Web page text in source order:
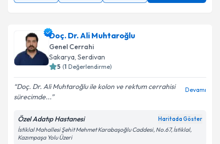
Doç. Dr. Ali Muhtaroğlu
Genel Cerrahi
Sakarya, Serdivan
5 (1 Değerlendirme)
Doç. Dr. Ali Muhtaroğlu ile kolon ve rektum cerrahisi
sürecimde...
Devamı
Özel Adatıp Hastanesi Haritada Göster
İstiklal Mahallesi Şehit Mehmet Karabaşoğlu Caddesi, No.67, İstiklal,
Kazımpaşa Yolu Üzeri